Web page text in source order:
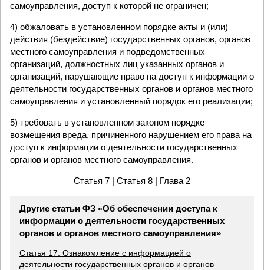
самоуправления, доступ к которой не ограничен;
4) обжаловать в установленном порядке акты и (или)
действия (бездействие) государственных органов, органов
местного самоуправления и подведомственных
организаций, должностных лиц указанных органов и
организаций, нарушающие право на доступ к информации о
деятельности государственных органов и органов местного
самоуправления и установленный порядок его реализации;
5) требовать в установленном законом порядке
возмещения вреда, причиненного нарушением его права на
доступ к информации о деятельности государственных
органов и органов местного самоуправления.
Статья 7| Статья 8 | Глава 2
Другие статьи ФЗ «Об обеспечении доступа к
информации о деятельности государственных
органов и органов местного самоуправления»
Статья 17. Ознакомление с информацией о
деятельности государственных органов и органов